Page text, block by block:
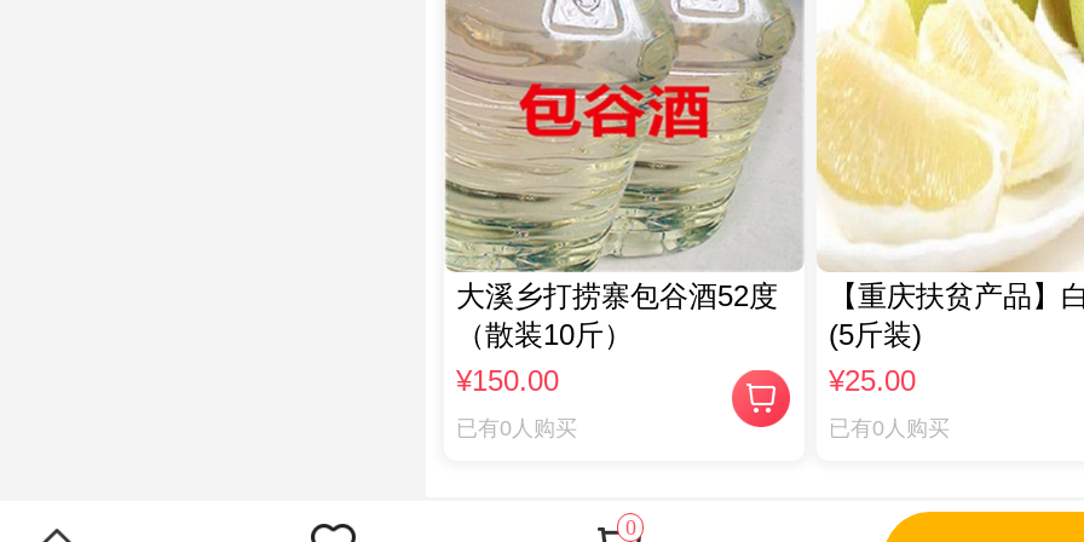
大溪乡打捞寨包谷酒52度
（散装10斤）
¥150.00
已有0人购买
【重庆扶贫产品】
(5斤装)
¥25.00
已有0人购买
0